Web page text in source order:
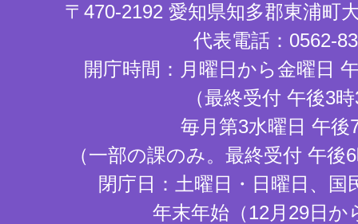
〒470-2192 愛知県知多郡東浦町
代表電話：0562-
開庁時間：月曜日から金曜日
（最終受付 午後3
毎月第3水曜日 午後
（一部の課のみ。最終受付 午
閉庁日：土曜日・日曜日、国
年末年始（12月29日か